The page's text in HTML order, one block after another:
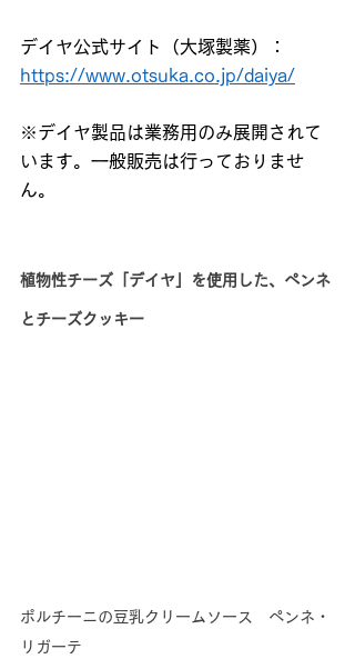
デイヤ公式サイト（大塚製薬）：
https://www.otsuka.co.jp/daiya/
※デイヤ製品は業務用のみ展開されて
います。一般販売は行っておりませ
ん。
植物性チーズ「デイヤ」を使用した、ペンネ
とチーズクッキー
ポルチーニの豆乳クリームソース　ペンネ・
リガーテ